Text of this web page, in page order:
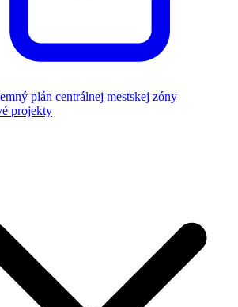
plán centrálnej mestskej zóny
projekty